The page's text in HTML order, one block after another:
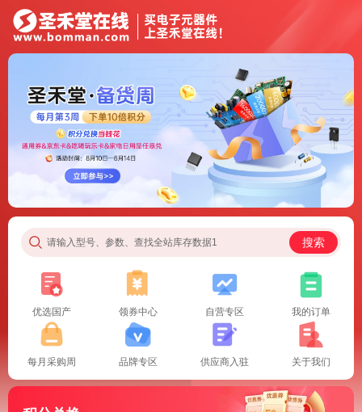
请输入型号、参数、查找全站库存数据1 搜索
优选国产 领券中心 自营专区 我的订单
每月采购周 品牌专区 供应商入驻 关于我们